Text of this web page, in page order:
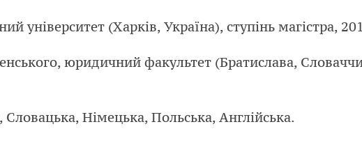
університет (Харків, Україна), ступінь магістра,
юридичний факультет (Братислава,
Словацька, Німецька, Польська, Англійська.